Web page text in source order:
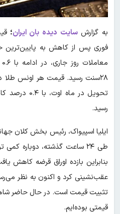
به گزارشسایت دیده بان ایران؛
فوری پس از کاهش به پایین‌ترین
۲۸سنت رسید. قیمت هر اونس طلا
رسید.
ایلیا اسپیواک، رئیس بخش کلان
طی ۲۴ ساعت گذشته، دوباره
بنابراین بازده اوراق قرضه کاهش
عقب‌نشینی کرد و اکنون به نظر
تثبیت قیمت است. در حال حاضر
قیمتی بوده‌ایم.